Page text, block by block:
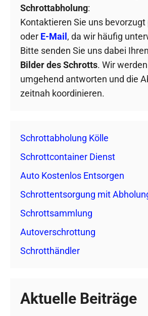
Schrottabholung:
Kontaktieren Sie uns bevorzugt
oder E-Mail , da wir häufig
Bitte senden Sie uns dabei Ihren
Bilder des Schrotts. Wir
umgehend antworten und die
zeitnah koordinieren.
Schrottabholung Kölle
Schrottcontainer Dienst
Auto Kostenlos Entsorgen
Schrottentsorgung mit
Schrottsammlung
Autoverschrottung
Schrotthändler
Aktuelle Beiträge